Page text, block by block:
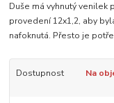
Duše má vyhnutý venilek
provedení 12x1,2, aby
nafoknutá. Přesto je
Dostupnost Na